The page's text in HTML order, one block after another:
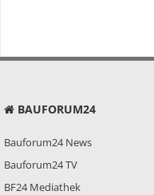
BAUFORUM24
Bauforum24 News
Bauforum24 TV
BF24 Mediathek